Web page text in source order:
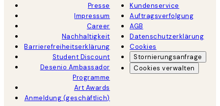
Presse
Impressum
Career
Nachhaltigkeit
Barrierefreiheitserklärung
Student Discount
Desenio Ambassador
Programme
Art Awards
Anmeldung (geschäftlich)
Kundenservice
Auftragsverfolgung
AGB
Datenschutzerklärung
Cookies
Stornierungsanfrage
Cookies verwalten